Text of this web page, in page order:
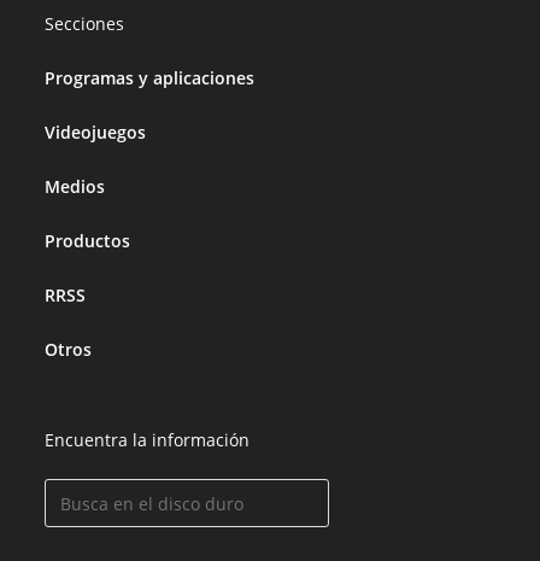
Secciones
Programas y aplicaciones
Videojuegos
Medios
Productos
RRSS
Otros
Encuentra la información